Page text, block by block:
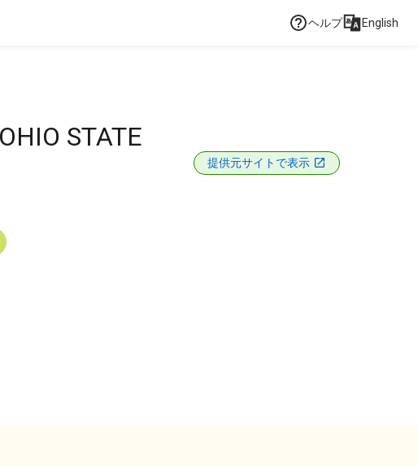
ヘルプ English
STATE
提供元サイトで表示